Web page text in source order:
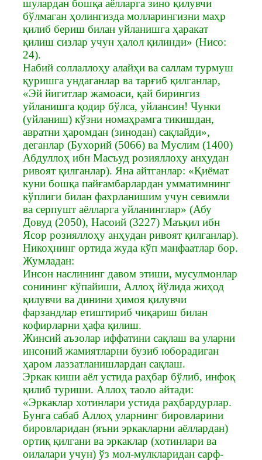
шулардан бошқа аёлларга зино қилувчи
бўлмаган ҳолингизда молларингизни маҳр
қилиб бериш билан уйланишга ҳаракат
қилиш сизлар учун ҳалол қилинди» (Нисо:
24).
Набий соллаллоҳу алайҳи ва саллам турмуш
қуришга ундаганлар ва тарғиб қилганлар,
«Эй йигитлар жамоаси, қай бирингиз
уйланишга қодир бўлса, уйлансин! Чунки
(уйланиш) кўзни номаҳрамга тикишдан,
авратни ҳаромдан (зинодан) сақлайди»,
деганлар (Бухорий (5066) ва Муслим (1400)
Абдуллоҳ ибн Масъуд розияллоҳу анҳудан
ривоят қилганлар). Яна айтганлар: «Қиёмат
куни бошқа пайғамбарлардан умматимнинг
кўплиги билан фахрланишим учун севимли
ва серпушт аёлларга уйланинглар» (Абу
Довуд (2050), Насоий (3227) Маъқил ибн
Ясор розияллоҳу анҳудан ривоят қилганлар).
Никоҳнинг ортида жуда кўп манфаатлар бор.
Жумладан:
Инсон наслининг давом этиши, мусулмонлар
сонининг кўпайиши, Аллоҳ йўлида жиҳод
қилувчи ва динини ҳимоя қилувчи
фарзандлар етиштириб чиқариш билан
кофирларни ҳафа қилиш.
Жинсий аъзолар иффатини сақлаш ва уларни
инсоний жамиятларни бузиб юборадиган
ҳаром лаззатланишлардан сақлаш.
Эркак киши аёл устида раҳбар бўлиб, инфоқ
қилиб туриши. Аллоҳ таоло айтади:
«Эркаклар хотинлари устида раҳбардурлар.
Бунга сабаб Аллоҳ уларнинг бировларини
бировларидан (яъни эркакларни аёллардан)
ортиқ қилгани ва эркаклар (хотинлари ва
оилалари учун) ўз мол-мулкларидан сарф-